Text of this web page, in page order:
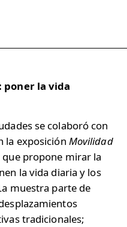
poner la vida
se colaboró con
la exposición Movilidad
propone mirar la
la vida diaria y los
muestra parte de
tradicionales;